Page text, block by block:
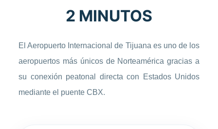
2 MINUTOS
El Aeropuerto Internacional de Tijuana es uno de los
aeropuertos más únicos de Norteamérica gracias a
su conexión peatonal directa con Estados Unidos
mediante el puente CBX.